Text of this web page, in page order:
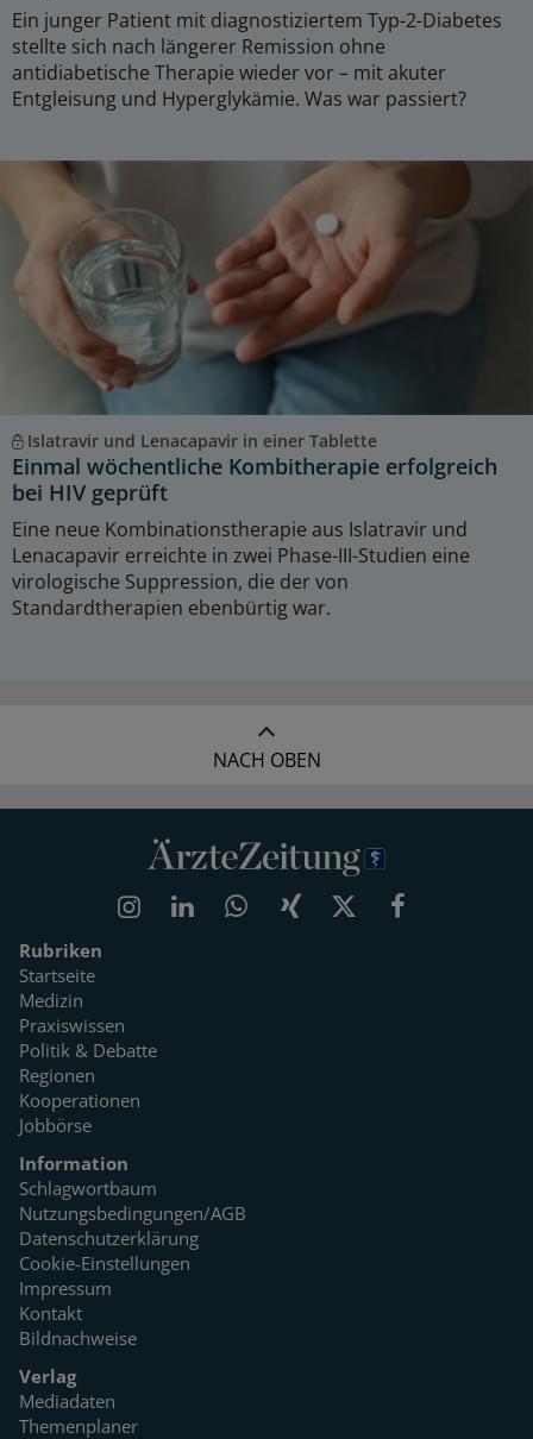
Ein junger Patient mit diagnostiziertem Typ-2-Diabetes
stellte sich nach längerer Remission ohne
antidiabetische Therapie wieder vor – mit akuter
Entgleisung und Hyperglykämie. Was war passiert?
Islatravir und Lenacapavir in einer Tablette
Einmal wöchentliche Kombitherapie erfolgreich
bei HIV geprüft
Eine neue Kombinationstherapie aus Islatravir und
Lenacapavir erreichte in zwei Phase-III-Studien eine
virologische Suppression, die der von
Standardtherapien ebenbürtig war.
NACH OBEN
Rubriken
Startseite
Medizin
Praxiswissen
Politik & Debatte
Regionen
Kooperationen
Jobbörse
Information
Schlagwortbaum
Nutzungsbedingungen/AGB
Datenschutzerklärung
Cookie-Einstellungen
Impressum
Kontakt
Bildnachweise
Verlag
Mediadaten
Themenplaner